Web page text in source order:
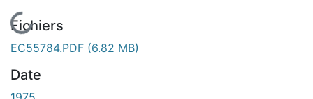
En cours de chargement...
Fichiers
EC55784.PDF (6.82 MB)
Date